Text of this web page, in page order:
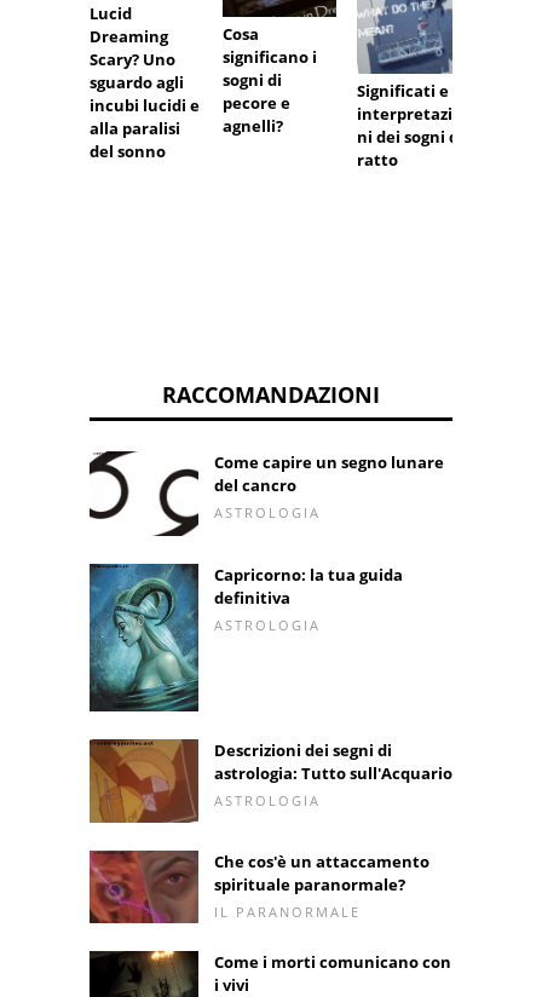
Lucid
Dreaming
Scary? Uno
sguardo agli
incubi lucidi e
alla paralisi
del sonno
Cosa
significano i
sogni di
pecore e
agnelli?
Significati e
interpretazio
ni dei sogni di
ratto
RACCOMANDAZIONI
Come capire un segno lunare
del cancro
ASTROLOGIA
Capricorno: la tua guida
definitiva
ASTROLOGIA
Descrizioni dei segni di
astrologia: Tutto sull'Acquario
ASTROLOGIA
Che cos'è un attaccamento
spirituale paranormale?
IL PARANORMALE
Come i morti comunicano con
i vivi